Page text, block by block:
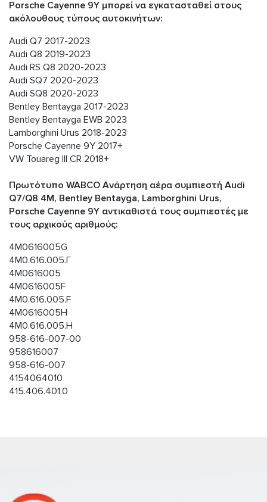
Porsche Cayenne 9Y μπορεί να εγκατασταθεί στους
ακόλουθους τύπους αυτοκινήτων:
Audi Q7 2017-2023
Audi Q8 2019-2023
Audi RS Q8 2020-2023
Audi SQ7 2020-2023
Audi SQ8 2020-2023
Bentley Bentayga 2017-2023
Bentley Bentayga EWB 2023
Lamborghini Urus 2018-2023
Porsche Cayenne 9Y 2017+
VW Touareg III CR 2018+
Πρωτότυπο WABCO Ανάρτηση αέρα συμπιεστή Audi
Q7/Q8 4M, Bentley Bentayga, Lamborghini Urus,
Porsche Cayenne 9Y αντικαθιστά τους συμπιεστές με
τους αρχικούς αριθμούς:
4M0616005G
4Μ0.616.005.Γ
4M0616005
4M0616005F
4M0.616.005.F
4M0616005H
4M0.616.005.Η
958-616-007-00
958616007
958-616-007
4154064010
415.406.401.0